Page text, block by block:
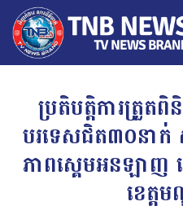
ប្រតិបត្តិការត្រួ
បរទេសជិត៣០នាក់
ភាពស្គេមអនឡាញ
ខេត្ត